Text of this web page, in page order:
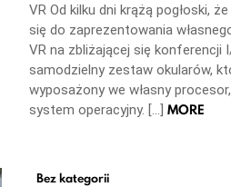
VR Od kilku dni krążą pogłoski,
się do zaprezentowania
VR na zbliżającej się konferencji
samodzielny zestaw okularów,
wyposażony we własny
system operacyjny. […] MORE
Bez kategorii